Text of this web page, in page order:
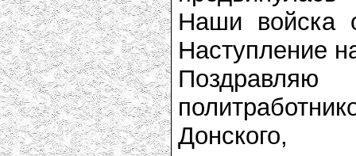
Наши войска
Наступление
Донского,